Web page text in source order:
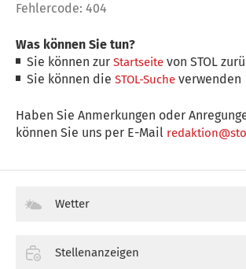
Fehlercode: 404
Was können Sie tun?
Sie können zurStartseite von STOL
Sie können dieSTOL-Suche verwenden
Haben Sie Anmerkungen oder
können Sie uns per E-Mail
Wetter
Stellenanzeigen